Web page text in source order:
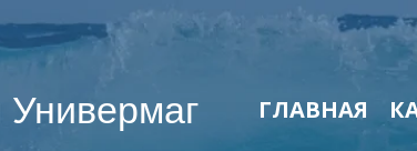
Универмаг ГЛАВНАЯ